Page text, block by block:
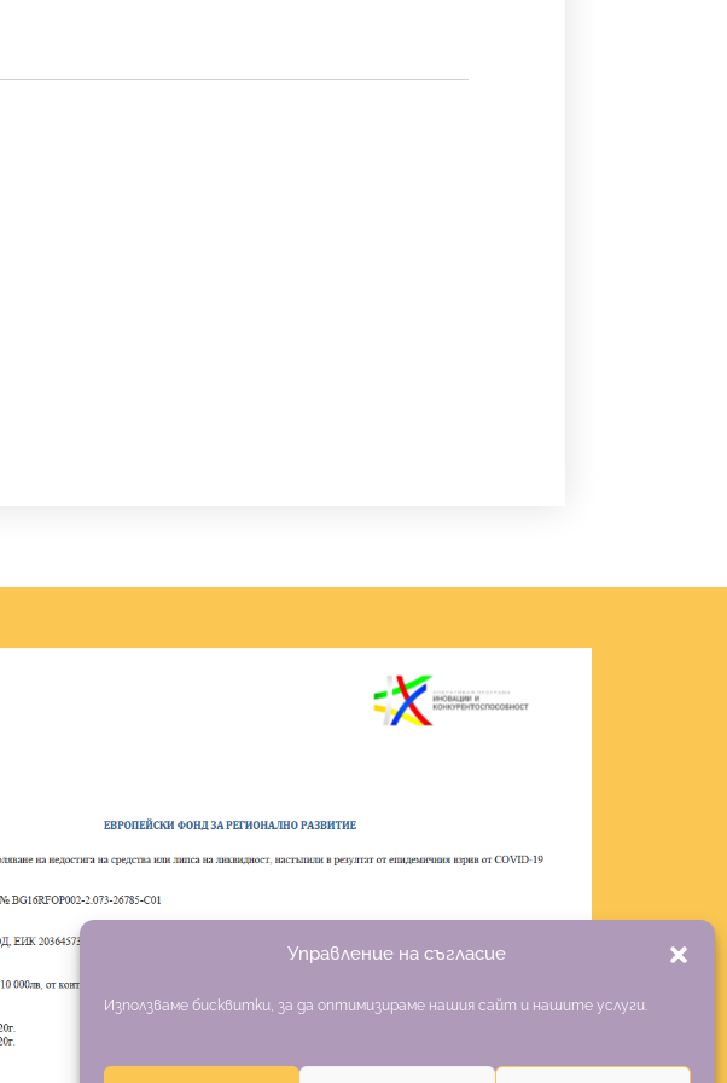
Управление на съгласие
Използваме бисквитки, за да оптимизираме нашия сайт и нашите услуги.